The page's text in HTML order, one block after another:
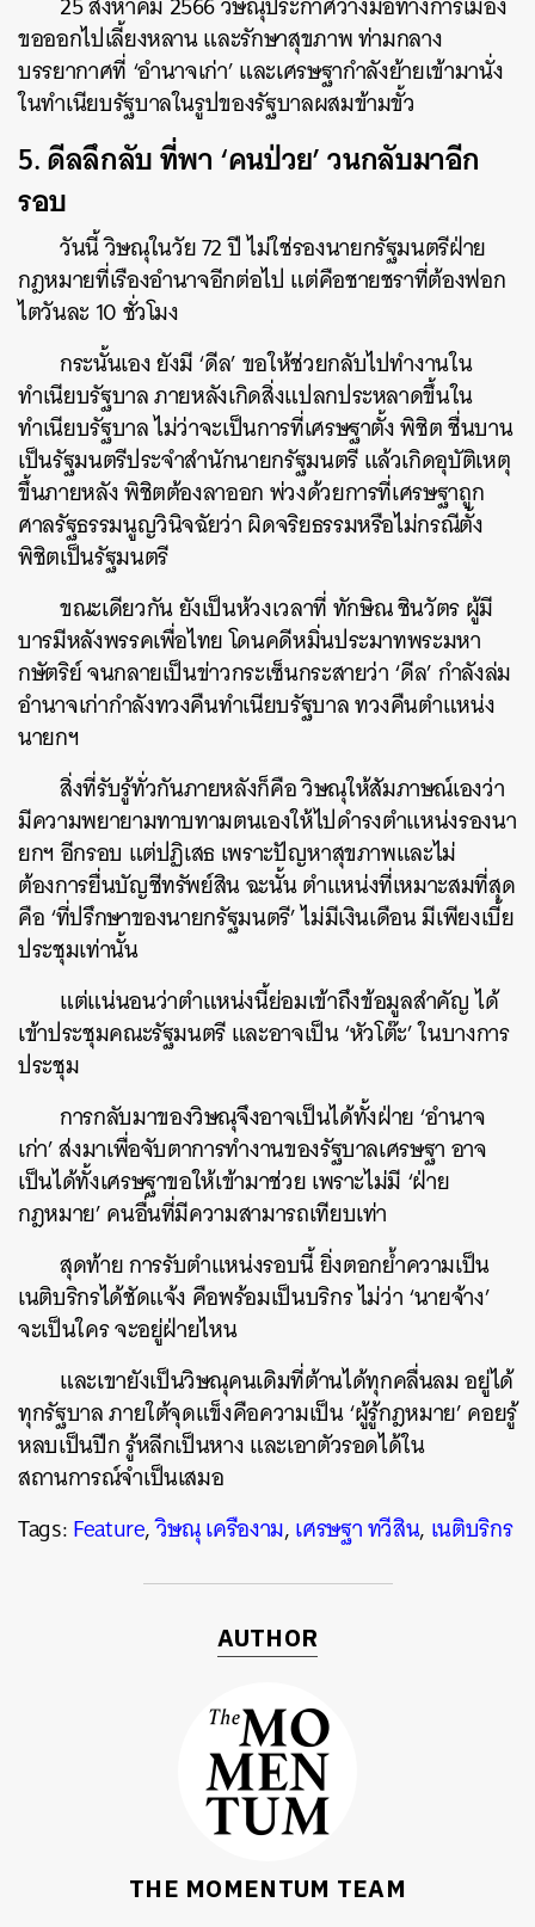
ขอออกไปเลี้ยงหลาน และรักษาสุขภาพ ท่ามกลาง
บรรยากาศที่ ‘อำนาจเก่า’ และเศรษฐากำลังย้ายเข้ามานั่ง
ในทำเนียบรัฐบาลในรูปของรัฐบาลผสมข้ามขั้ว
5. ดีลลึกลับ ที่พา ‘คนป่วย’ วนกลับมาอีก
รอบ
วันนี้ วิษณุในวัย 72 ปี ไม่ใช่รองนายกรัฐมนตรีฝ่าย
กฎหมายที่เรืองอำนาจอีกต่อไป แต่คือชายชราที่ต้องฟอก
ไตวันละ 10 ชั่วโมง
กระนั้นเอง ยังมี ‘ดีล’ ขอให้ช่วยกลับไปทำงานใน
ทำเนียบรัฐบาล ภายหลังเกิดสิ่งแปลกประหลาดขึ้นใน
ทำเนียบรัฐบาล ไม่ว่าจะเป็นการที่เศรษฐาตั้ง พิชิต ชื่นบาน
เป็นรัฐมนตรีประจำสำนักนายกรัฐมนตรี แล้วเกิดอุบัติเหตุ
ขึ้นภายหลัง พิชิตต้องลาออก พ่วงด้วยการที่เศรษฐาถูก
ศาลรัฐธรรมนูญวินิจฉัยว่า ผิดจริยธรรมหรือไม่กรณีตั้ง
พิชิตเป็นรัฐมนตรี
ขณะเดียวกัน ยังเป็นห้วงเวลาที่ ทักษิณ ชินวัตร ผู้มี
บารมีหลังพรรคเพื่อไทย โดนคดีหมิ่นประมาทพระมหา
กษัตริย์ จนกลายเป็นข่าวกระเซ็นกระสายว่า ‘ดีล’ กำลังล่ม
อำนาจเก่ากำลังทวงคืนทำเนียบรัฐบาล ทวงคืนตำแหน่ง
นายกฯ
สิ่งที่รับรู้ทั่วกันภายหลังก็คือ วิษณุให้สัมภาษณ์เองว่า
มีความพยายามทาบทามตนเองให้ไปดำรงตำแหน่งรองนา
ยกฯ อีกรอบ แต่ปฏิเสธ เพราะปัญหาสุขภาพและไม่
ต้องการยื่นบัญชีทรัพย์สิน ฉะนั้น ตำแหน่งที่เหมาะสมที่สุด
คือ ‘ที่ปรึกษาของนายกรัฐมนตรี’ ไม่มีเงินเดือน มีเพียงเบี้ย
ประชุมเท่านั้น
แต่แน่นอนว่าตำแหน่งนี้ย่อมเข้าถึงข้อมูลสำคัญ ได้
เข้าประชุมคณะรัฐมนตรี และอาจเป็น ‘หัวโต๊ะ’ ในบางการ
ประชุม
การกลับมาของวิษณุจึงอาจเป็นได้ทั้งฝ่าย ‘อำนาจ
เก่า’ ส่งมาเพื่อจับตาการทำงานของรัฐบาลเศรษฐา อาจ
เป็นได้ทั้งเศรษฐาขอให้เข้ามาช่วย เพราะไม่มี ‘ฝ่าย
กฎหมาย’ คนอื่นที่มีความสามารถเทียบเท่า
สุดท้าย การรับตำแหน่งรอบนี้ ยิ่งตอกย้ำความเป็น
เนติบริกรได้ชัดแจ้ง คือพร้อมเป็นบริกร ไม่ว่า ‘นายจ้าง’
จะเป็นใคร จะอยู่ฝ่ายไหน
และเขายังเป็นวิษณุคนเดิมที่ต้านได้ทุกคลื่นลม อยู่ได้
ทุกรัฐบาล ภายใต้จุดแข็งคือความเป็น ‘ผู้รู้กฎหมาย’ คอยรู้
หลบเป็นปีก รู้หลีกเป็นหาง และเอาตัวรอดได้ใน
สถานการณ์จำเป็นเสมอ
Tags:Feature,วิษณุ เครืองาม,เศรษฐา ทวีสิน, เนติบริกร
AUTHOR
THE MOMENTUM TEAM